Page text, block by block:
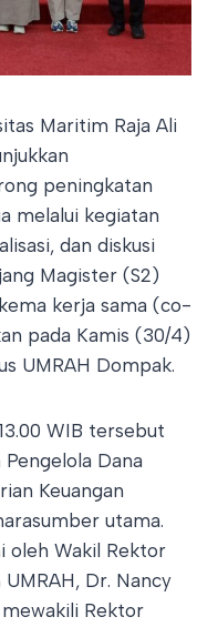
Maritim Raja Ali
peningkatan
melalui kegiatan
dan diskusi
Magister (S2)
kerja sama (co-
pada Kamis (30/4)
UMRAH Dompak.
WIB tersebut
Dana
Keuangan
utama.
oleh Wakil Rektor
Dr. Nancy
mewakili Rektor